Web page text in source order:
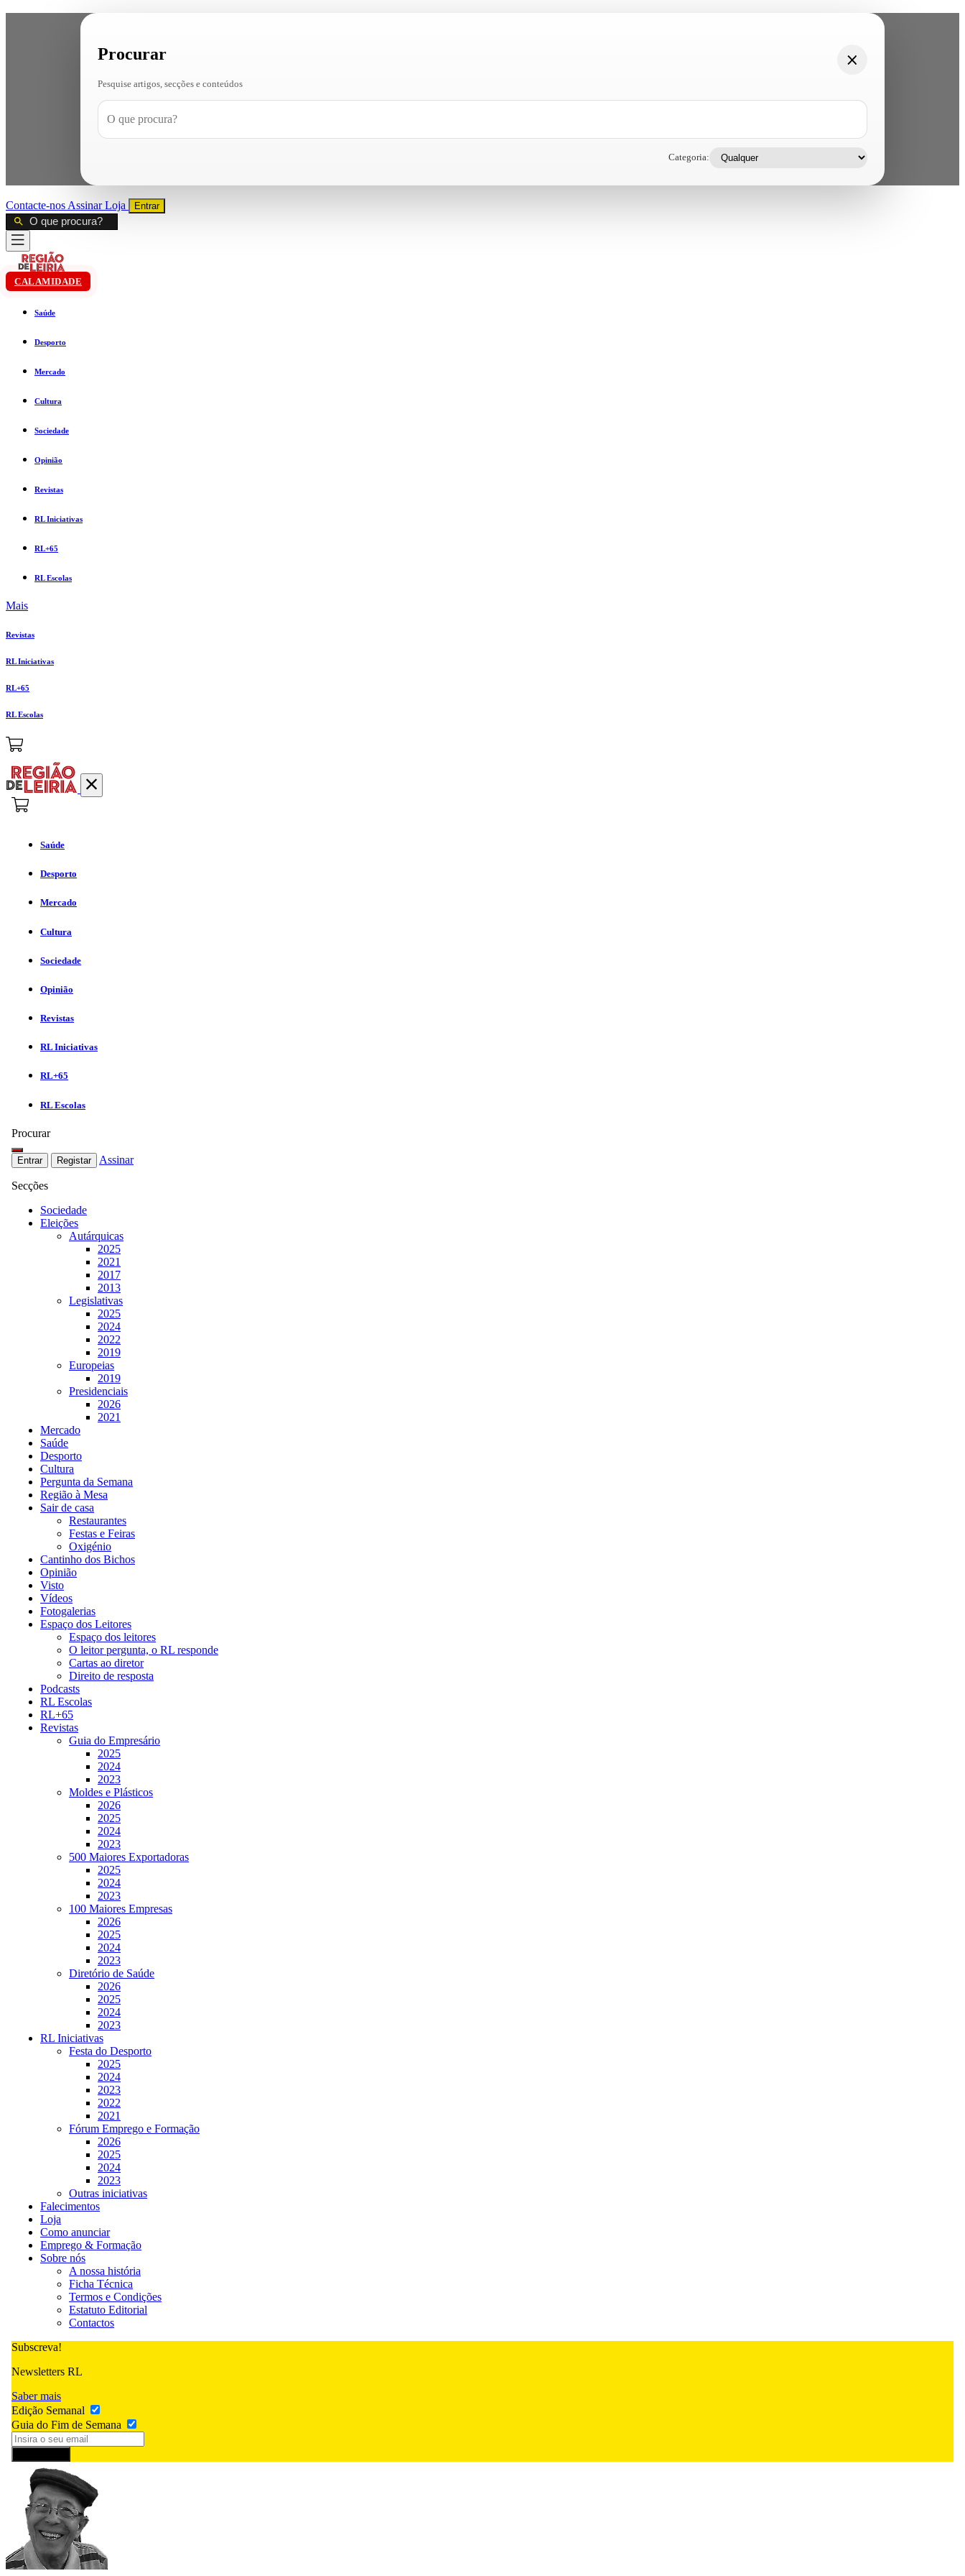
Procurar
Pesquise artigos, secções e conteúdos
Categoria:
Contacte-nos AssinarLoja Entrar
CALAMIDADE
Saúde
Desporto
Mercado
Cultura
Sociedade
Opinião
Revistas
RL Iniciativas
RL+65
RL Escolas
Mais
Revistas
RL Iniciativas
RL+65
RL Escolas
Saúde
Desporto
Mercado
Cultura
Sociedade
Opinião
Revistas
RL Iniciativas
RL+65
RL Escolas
Procurar
Entrar Registar Assinar
Secções
Sociedade
Eleições
Autárquicas
2025
2021
2017
2013
Legislativas
2025
2024
2022
2019
Europeias
2019
Presidenciais
2026
2021
Mercado
Saúde
Desporto
Cultura
Pergunta da Semana
Região à Mesa
Sair de casa
Restaurantes
Festas e Feiras
Oxigénio
Cantinho dos Bichos
Opinião
Visto
Vídeos
Fotogalerias
Espaço dos Leitores
Espaço dos leitores
O leitor pergunta, o RL responde
Cartas ao diretor
Direito de resposta
Podcasts
RL Escolas
RL+65
Revistas
Guia do Empresário
2025
2024
2023
Moldes e Plásticos
2026
2025
2024
2023
500 Maiores Exportadoras
2025
2024
2023
100 Maiores Empresas
2026
2025
2024
2023
Diretório de Saúde
2026
2025
2024
2023
RL Iniciativas
Festa do Desporto
2025
2024
2023
2022
2021
Fórum Emprego e Formação
2026
2025
2024
2023
Outras iniciativas
Falecimentos
Loja
Como anunciar
Emprego & Formação
Sobre nós
A nossa história
Ficha Técnica
Termos e Condições
Estatuto Editorial
Contactos
Subscreva!
Newsletters RL
Saber mais
Edição Semanal
Guia do Fim de Semana